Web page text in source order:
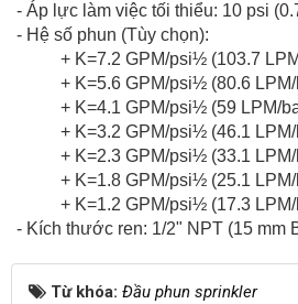
- Áp lực làm việc tối thiểu: 10 psi
- Hệ số phun (Tùy chọn):
+ K=7.2 GPM/psi½ (103.7
+ K=5.6 GPM/psi½ (80.6
+ K=4.1 GPM/psi½ (59 LPM/
+ K=3.2 GPM/psi½ (46.1
+ K=2.3 GPM/psi½ (33.1
+ K=1.8 GPM/psi½ (25.1
+ K=1.2 GPM/psi½ (17.3
- Kích thước ren: 1/2" NPT (15 mm
Từ khóa: Đầu phun sprinkler